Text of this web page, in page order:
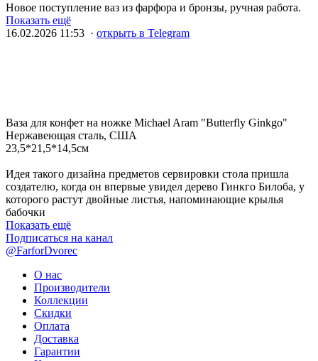
Новое поступление ваз из фарфора и бронзы, ручная работа.
Показать ещё
16.02.2026 11:53 · открыть в Telegram
Ваза для конфет на ножке Michael Aram "Butterfly Ginkgo"
Нержавеющая сталь, США
23,5*21,5*14,5см
Идея такого дизайна предметов сервировки стола пришла
создателю, когда он впервые увидел дерево Гинкго Билоба, у
которого растут двойные листья, напоминающие крылья
бабочки
Показать ещё
Подписаться на канал
@FarforDvorec
О нас
Производители
Коллекции
Скидки
Оплата
Доставка
Гарантии